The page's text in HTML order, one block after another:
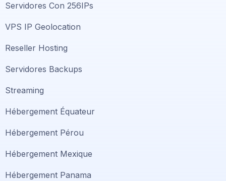
Servidores Con 256IPs
VPS IP Geolocation
Reseller Hosting
Servidores Backups
Streaming
Hébergement Équateur
Hébergement Pérou
Hébergement Mexique
Hébergement Panama